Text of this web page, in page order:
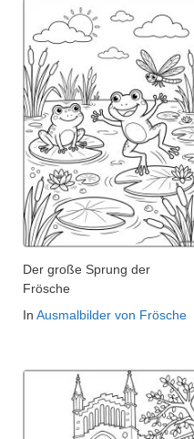
Der große Sprung der
Frösche
In Ausmalbilder von Frösche